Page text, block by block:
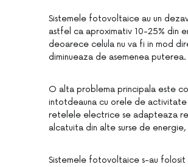
Sistemele fotovoltaice au un
astfel ca aproximativ 10-25% din
deoarece celula nu va fi in mod
diminueaza de asemenea puterea.
O alta problema principala este
intotdeauna cu orele de activitate
retelele electrice se adapteaza
alcatuita din alte surse de
Sistemele fotovoltaice s-au